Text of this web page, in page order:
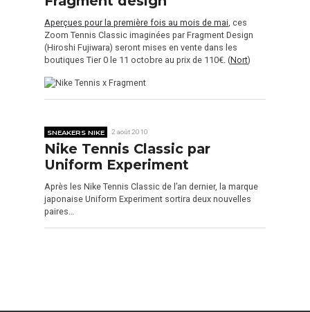
Aperçues pour la première fois au mois de mai, ces
Zoom Tennis Classic imaginées par Fragment Design
(Hiroshi Fujiwara) seront mises en vente dans les
boutiques Tier 0 le 11 octobre au prix de 110€. (Nort)
SNEAKERS NIKE 2 août 2010
Nike Tennis Classic par
Uniform Experiment
Après les Nike Tennis Classic de l’an dernier, la marque
japonaise Uniform Experiment sortira deux nouvelles
paires…